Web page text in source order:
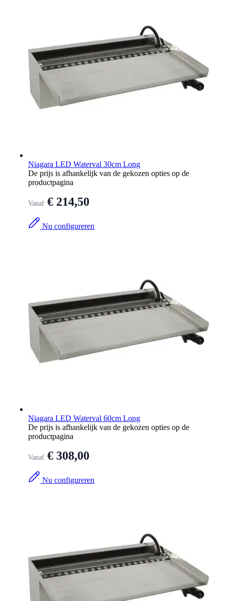
Niagara LED Waterval 30cm Long
De prijs is afhankelijk van de gekozen opties op de
productpagina
Vanaf € 214,50
Nu configureren
Niagara LED Waterval 60cm Long
De prijs is afhankelijk van de gekozen opties op de
productpagina
Vanaf € 308,00
Nu configureren